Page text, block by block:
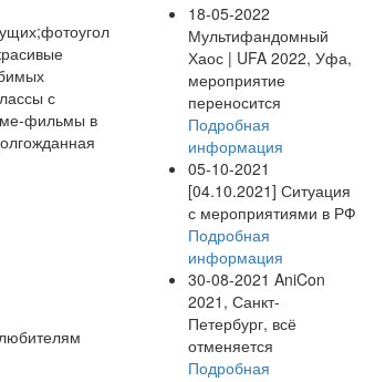
с
фильмы в
18-05-2022
Мультифандомный
Хаос | UFA 2022, Уфа,
мероприятие
переносится
Подробная
информация
05-10-2021
[04.10.2021] Ситуация
с мероприятиями в РФ
Подробная
информация
30-08-2021 AniCon
2021, Санкт-
Петербург, всё
отменяется
Подробная